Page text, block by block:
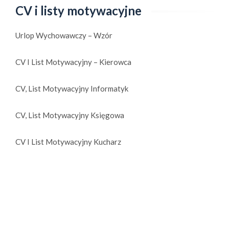
CV i listy motywacyjne
Urlop Wychowawczy – Wzór
CV I List Motywacyjny – Kierowca
CV, List Motywacyjny Informatyk
CV, List Motywacyjny Księgowa
CV I List Motywacyjny Kucharz